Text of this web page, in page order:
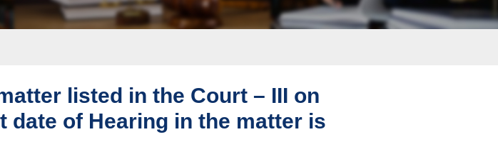
listed in the Court – III on
date of Hearing in the matter is